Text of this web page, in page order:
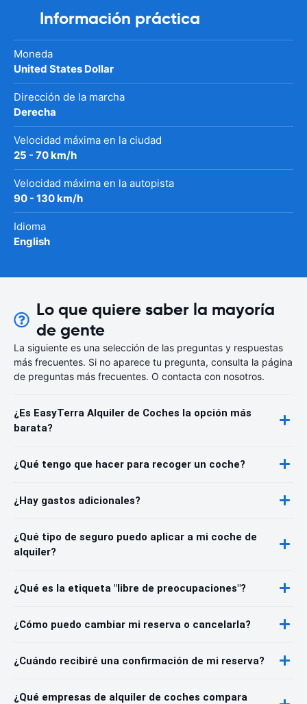
Información práctica
Moneda
United States Dollar
Dirección de la marcha
Derecha
Velocidad máxima en la ciudad
25 - 70 km/h
Velocidad máxima en la autopista
90 - 130 km/h
Idioma
English
Lo que quiere saber la mayoría
de gente
La siguiente es una selección de las preguntas y respuestas
más frecuentes. Si no aparece tu pregunta, consulta la página
de preguntas más frecuentes. O contacta con nosotros.
¿Es EasyTerra Alquiler de Coches la opción más
barata?
¿Qué tengo que hacer para recoger un coche?
¿Hay gastos adicionales?
¿Qué tipo de seguro puedo aplicar a mi coche de
alquiler?
¿Qué es la etiqueta "libre de preocupaciones"?
¿Cómo puedo cambiar mi reserva o cancelarla?
¿Cuándo recibiré una confirmación de mi reserva?
¿Qué empresas de alquiler de coches compara